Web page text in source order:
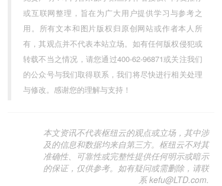
或互联网整理，旨在为广大用户提供学习与参考之
用。所有文本和图片版权归原创网站或作者本人所
有，其观点并不代表本站立场。如有任何版权侵犯或
转载不当之情况，请您通过400-62-96871或关注我们
的公众号与我们取得联系，我们将尽快进行相关处理
与修改。感谢您的理解与支持！
本文资讯不代表枢纽云的观点或立场，其中涉
及的信息和数据均来自第三方。枢纽云不对其
准确性、可靠性或完整性提供任何明示或暗示
的保证，仅供参考。如有疑问或需删除，请联
系 kefu@LTD.com.